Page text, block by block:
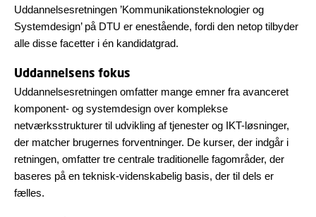
Uddannelsesretningen ’Kommunikationsteknologier og
Systemdesign’ på DTU er enestående, fordi den netop tilbyder
alle disse facetter i én kandidatgrad.
Uddannelsens fokus
Uddannelsesretningen omfatter mange emner fra avanceret
komponent- og systemdesign over komplekse
netværksstrukturer til udvikling af tjenester og IKT-løsninger,
der matcher brugernes forventninger. De kurser, der indgår i
retningen, omfatter tre centrale traditionelle fagområder, der
baseres på en teknisk-videnskabelig basis, der til dels er
fælles.